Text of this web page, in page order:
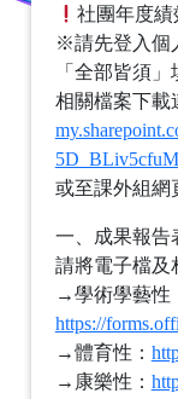
社團年度
※請先登入個
「全部皆須
相關檔案下載
或至課外組
一、成果報告
請將電子檔及
→學術學藝性
https://
→體育性：
→康樂性：